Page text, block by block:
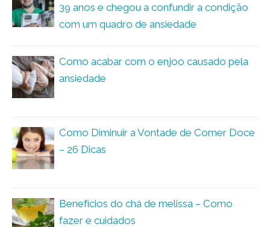
39 anos e chegou a confundir a condição
com um quadro de ansiedade
Como acabar com o enjoo causado pela
ansiedade
Como Diminuir a Vontade de Comer Doce
– 26 Dicas
Benefícios do chá de melissa – Como
fazer e cuidados